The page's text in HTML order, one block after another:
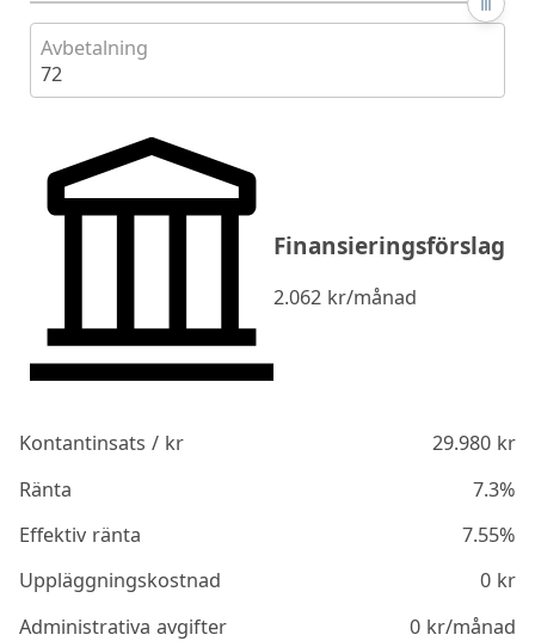
Avbetalning
72
Finansieringsförslag
2.062 kr/månad
Kontantinsats / kr 29.980kr
Ränta
7.3%
Effektiv ränta
7.55%
Uppläggningskostnad
0kr
Administrativa avgifter
0kr/månad